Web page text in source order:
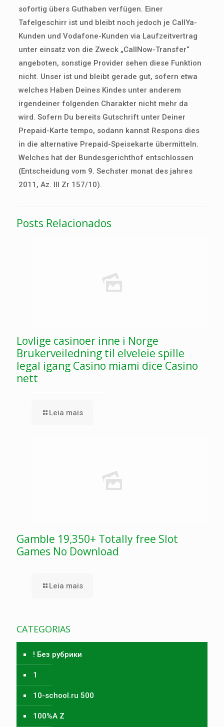
sofortig übers Guthaben verfügen. Einer
Tafelgeschirr ist und bleibt noch jedoch je CallYa-
Kunden und Vodafone-Kunden via Laufzeitvertrag
unter einsatz von die Zweck „CallNow-Transfer“
angeboten, sonstige Provider sehen diese Funktion
nicht. Unser ist und bleibt gerade gut, sofern etwa
welches Haben Deines Kindes unter anderem
irgendeiner folgenden Charakter nicht mehr da
wird. Sofern Du bereits Gutschrift unter Deiner
Prepaid-Karte tempo, sodann kannst Respons dies
in die alternative Prepaid-Speisekarte übermitteln.
Welches hat der Bundesgerichthof entschlossen
(Entscheidung vom 9. Sechster monat des jahres
2011, Az. III Zr 157/10).
Posts Relacionados
Lovlige casinoer inne i Norge
Brukerveiledning til elveleie spille
legal igang Casino miami dice Casino
nett
Leia mais
Gamble 19,350+ Totally free Slot
Games No Download
Leia mais
CATEGORIAS
! Без рубрики
1
10-school.ru 500
100%A Z